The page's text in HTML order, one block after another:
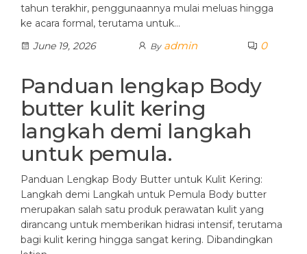
tahun terakhir, penggunaannya mulai meluas hingga
ke acara formal, terutama untuk…
June 19, 2026
By admin 0
Panduan lengkap Body
butter kulit kering
langkah demi langkah
untuk pemula.
Panduan Lengkap Body Butter untuk Kulit Kering:
Langkah demi Langkah untuk Pemula Body butter
merupakan salah satu produk perawatan kulit yang
dirancang untuk memberikan hidrasi intensif, terutama
bagi kulit kering hingga sangat kering. Dibandingkan